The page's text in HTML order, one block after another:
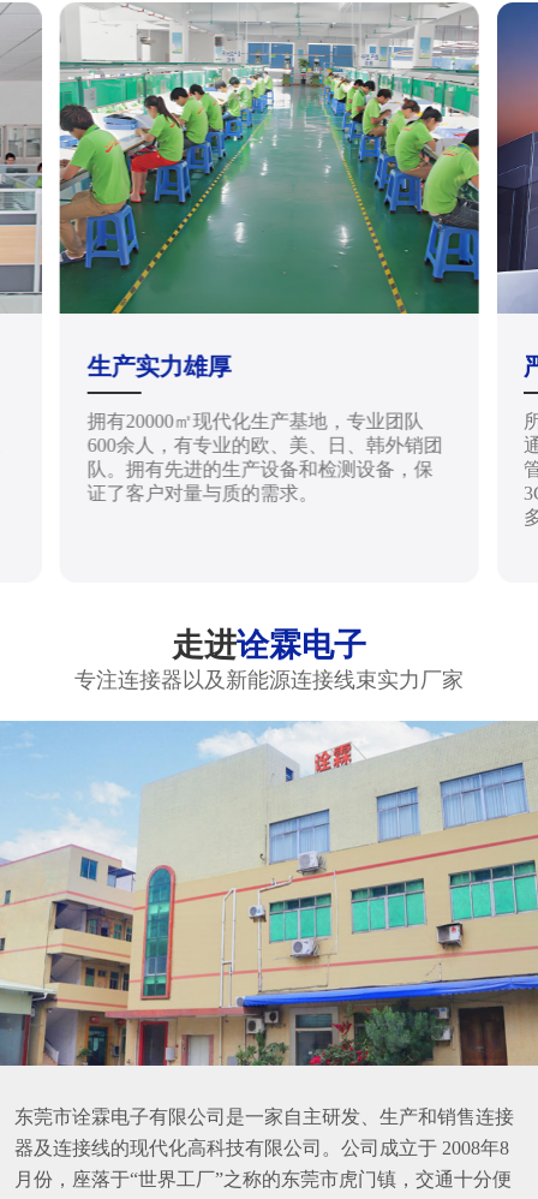
生产实力雄厚
拥有20000㎡现代化生产基地，专业团队
600余人，有专业的欧、美、日、韩外销团
队。拥有先进的生产设备和检测设备，保
证了客户对量与质的需求。
走进诠霖电子
专注连接器以及新能源连接线束实力厂家
东莞市诠霖电子有限公司是一家自主研发、生产和销售连接
器及连接线的现代化高科技有限公司。公司成立于 2008年8
月份，座落于“世界工厂”之称的东莞市虎门镇，交通十分便